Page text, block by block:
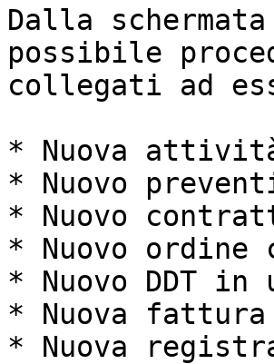
Dalla
possibile
collegati ad
* Nuova
* Nuovo
* Nuovo
* Nuovo ordine
* Nuovo DDT in
* Nuova
* Nuova